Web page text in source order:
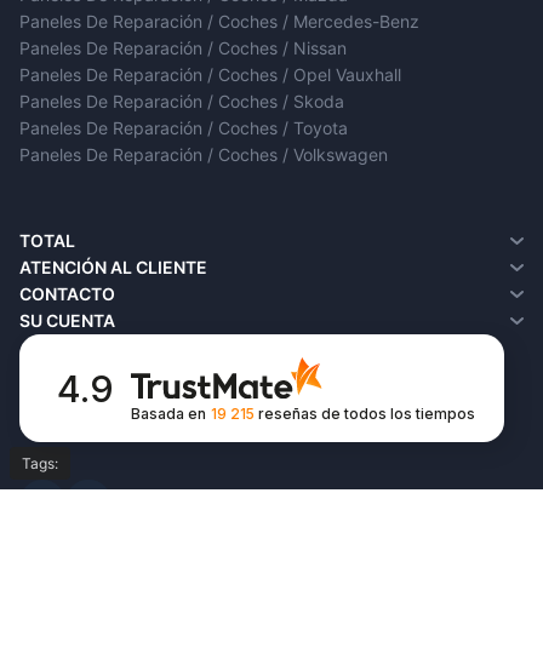
Paneles De Reparación / Coches / Mercedes-Benz
Paneles De Reparación / Coches / Nissan
Paneles De Reparación / Coches / Opel Vauxhall
Paneles De Reparación / Coches / Skoda
Paneles De Reparación / Coches / Toyota
Paneles De Reparación / Coches / Volkswagen
TOTAL
¿Quiénes somos?
Entrega
Política de privacidad
Términos y condiciones
ATENCIÓN AL CLIENTE
Contacto
Devoluciones
SiteMap
CONTACTO
SU CUENTA
Su cuenta
Historial de pedidos
Favoritos
Boletín de noticias
4.9
Basada en 19 215 reseñasde todos los tiempos
Tags: